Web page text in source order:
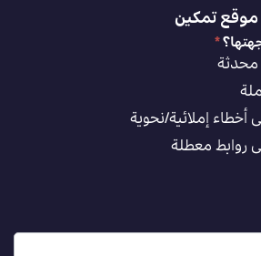
تمكين
*
إملائية/نحوية
روابط معطلة